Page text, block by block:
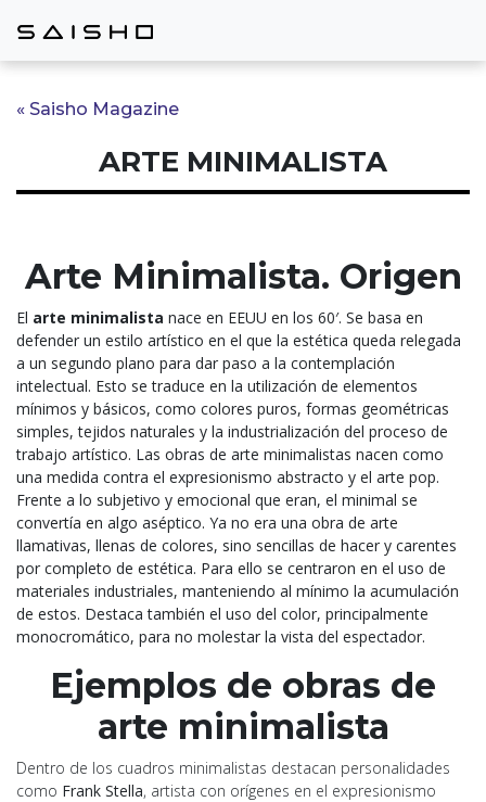
« Saisho Magazine
ARTE MINIMALISTA
Arte Minimalista. Origen
El arte minimalista nace en EEUU en los 60′. Se basa en
defender un estilo artístico en el que la estética queda relegada
a un segundo plano para dar paso a la contemplación
intelectual. Esto se traduce en la utilización de elementos
mínimos y básicos, como colores puros, formas geométricas
simples, tejidos naturales y la industrialización del proceso de
trabajo artístico. Las obras de arte minimalistas nacen como
una medida contra el expresionismo abstracto y el arte pop.
Frente a lo subjetivo y emocional que eran, el minimal se
convertía en algo aséptico. Ya no era una obra de arte
llamativas, llenas de colores, sino sencillas de hacer y carentes
por completo de estética. Para ello se centraron en el uso de
materiales industriales, manteniendo al mínimo la acumulación
de estos. Destaca también el uso del color, principalmente
monocromático, para no molestar la vista del espectador.
Ejemplos de obras de
arte minimalista
Dentro de los cuadros minimalistas destacan personalidades
como Frank Stella, artista con orígenes en el expresionismo